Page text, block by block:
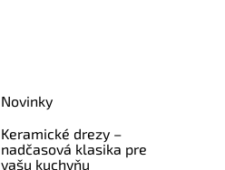
Novinky
Keramické drezy –
nadčasová klasika pre
vašu kuchyňu